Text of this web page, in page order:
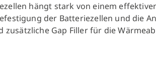
hängt stark von einem
der Batteriezellen und die
zusätzliche Gap Filler für die